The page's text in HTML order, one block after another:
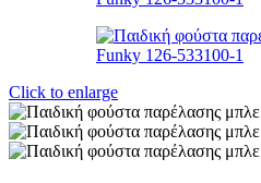
Click to enlarge